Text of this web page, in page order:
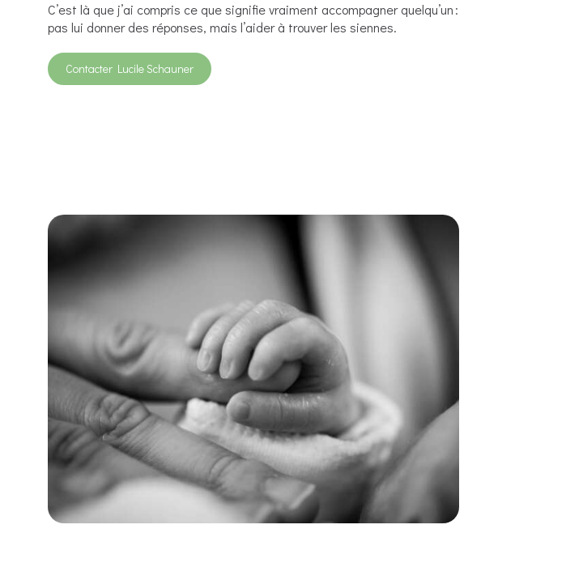
C’est là que j’ai compris ce que signifie vraiment accompagner quelqu’un :
pas lui donner des réponses, mais l’aider à trouver les siennes.
Contacter Lucile Schauner